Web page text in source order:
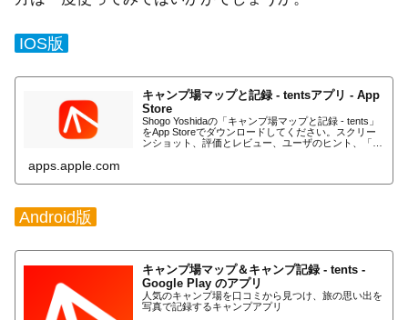
IOS版
キャンプ場マップと記録 - tentsアプリ - App
Store
Shogo Yoshidaの「キャンプ場マップと記録 - tents」
をApp Storeでダウンロードしてください。スクリー
ンショット、評価とレビュー、ユーザのヒント、「キ
apps.apple.com
Android版
キャンプ場マップ＆キャンプ記録 - tents -
Google Play のアプリ
人気のキャンプ場を口コミから見つけ、旅の思い出を
写真で記録するキャンプアプリ